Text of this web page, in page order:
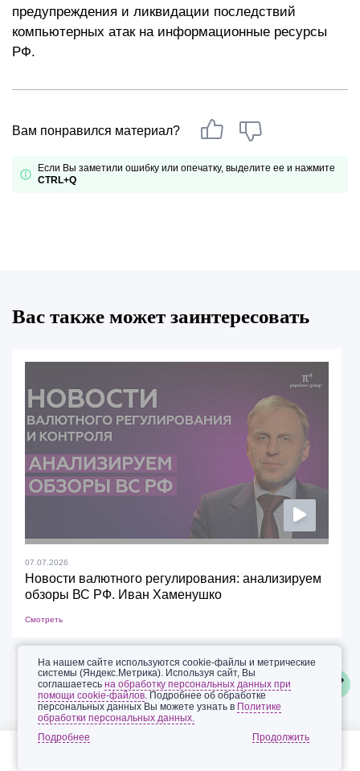
предупреждения и ликвидации последствий
компьютерных атак на информационные ресурсы
РФ.
Вам понравился материал?
Если Вы заметили ошибку или опечатку, выделите ее и нажмите
CTRL+Q
Вас также может заинтересовать
07.07.2026
Новости валютного регулирования: анализируем
обзоры ВС РФ. Иван Хаменушко
Смотреть
01.09.2025
Противоречивые вопросы по работе с
персональными данными
С усилением контроля со стороны Роскомнадзора (РКН)
На нашем сайте используются cookie-файлы и метрические
системы (Яндекс.Метрика). Используя сайт, Вы
соглашаетесьна обработку персональных данных при
помощи cookie-файлов. Подробнее об обработке
персональных данных Вы можете узнать в Политике
обработки персональных данных.
Подробнее